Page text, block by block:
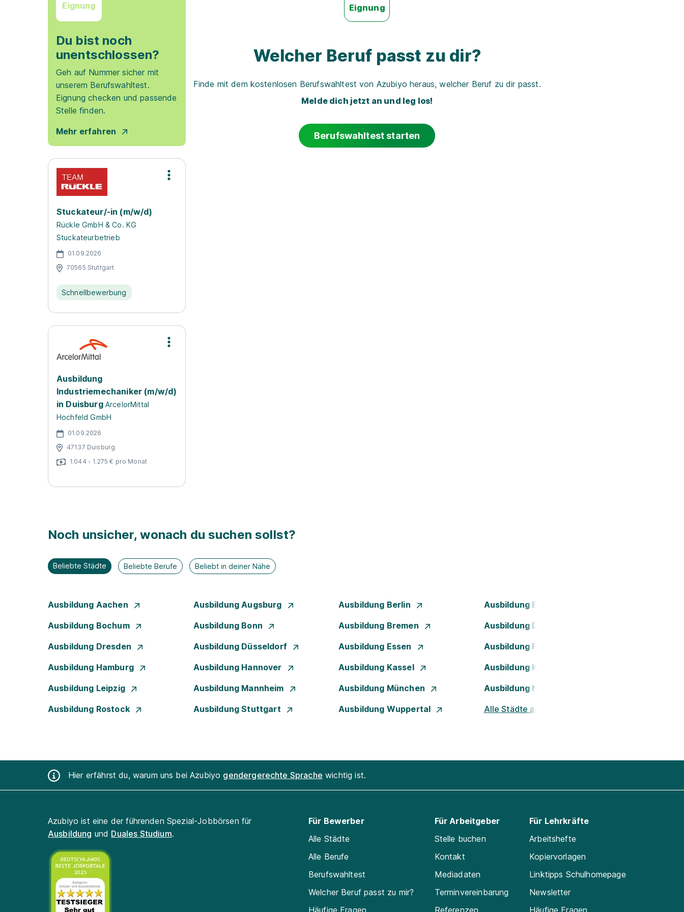
Eignung
Du bist noch
unentschlossen?
Geh auf Nummer sicher mit
unserem Berufswahltest.
Eignung checken und passende
Stelle finden.
Mehr erfahren
Stuckateur/-in (m/w/d)
Rückle GmbH & Co. KG
Stuckateurbetrieb
01.09.2026
70565 Stuttgart
Schnellbewerbung
Ausbildung
Industriemechaniker (m/w/d)
in Duisburg ArcelorMittal
Hochfeld GmbH
01.09.2026
47137 Duisburg
1.044 - 1.275 € pro Monat
Eignung
Welcher Beruf passt zu dir?
Finde mit dem kostenlosen Berufswahltest von Azubiyo heraus, welcher Beruf zu dir passt.
Melde dich jetzt an und leg los!
Berufswahltest starten
Noch unsicher, wonach du suchen sollst?
Beliebte Städte Beliebte Berufe Beliebt in deiner Nähe
Ausbildung Aachen Ausbildung Augsburg Ausbildung Berlin Ausbildung Bielefeld
Ausbildung Bochum Ausbildung Bonn Ausbildung Bremen Ausbildung Dortmund
Ausbildung Dresden Ausbildung Düsseldorf Ausbildung Essen Ausbildung Frankfurt am Main
Ausbildung Hamburg Ausbildung Hannover Ausbildung Kassel Ausbildung Köln
Ausbildung Leipzig Ausbildung Mannheim Ausbildung München Ausbildung Nürnberg
Ausbildung Rostock Ausbildung Stuttgart Ausbildung Wuppertal Alle Städte ansehen
Hier erfährst du, warum uns bei Azubiyo gendergerechte Sprache wichtig ist.
Azubiyo ist eine der führenden Spezial-Jobbörsen für
Ausbildung und Duales Studium.
Für Bewerber
Alle Städte
Alle Berufe
Berufswahltest
Welcher Beruf passt zu mir?
Häufige Fragen
Für Arbeitgeber
Stelle buchen
Kontakt
Mediadaten
Terminvereinbarung
Referenzen
Für Lehrkräfte
Arbeitshefte
Kopiervorlagen
Linktipps Schulhomepage
Newsletter
Häufige Fragen